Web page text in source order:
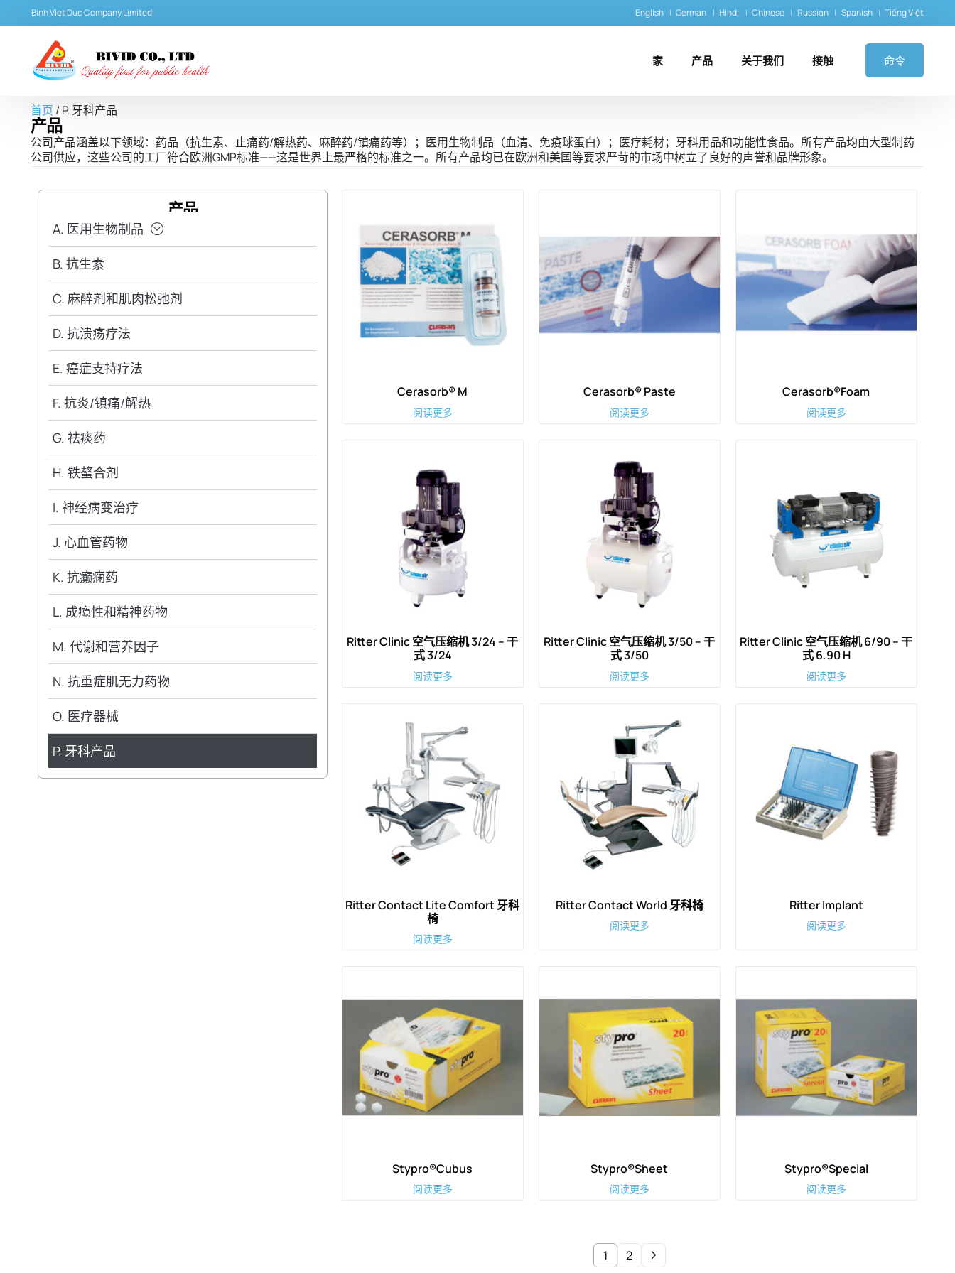
Binh Viet Duc Company Limited English German Hindi Chinese Russian Spanish Tiếng Việt
家 产品 关于我们 接触 命令
首页 / P. 牙科产品
产品
公司产品涵盖以下领域：药品（抗生素、止痛药/解热药、麻醉药/镇痛药等）；医用生物制品（血清、免疫球蛋白）；医疗耗材；牙科用品和功能性食品。所有产品均由大型制药
公司供应，这些公司的工厂符合欧洲GMP标准——这是世界上最严格的标准之一。所有产品均已在欧洲和美国等要求严苛的市场中树立了良好的声誉和品牌形象。
产品
A. 医用生物制品
B. 抗生素
C. 麻醉剂和肌肉松弛剂
D. 抗溃疡疗法
E. 癌症支持疗法
F. 抗炎/镇痛/解热
G. 祛痰药
H. 铁螯合剂
I. 神经病变治疗
J. 心血管药物
K. 抗癫痫药
L. 成瘾性和精神药物
M. 代谢和营养因子
N. 抗重症肌无力药物
O. 医疗器械
P. 牙科产品
Cerasorb® M
阅读更多
Cerasorb® Paste
阅读更多
Cerasorb®Foam
阅读更多
Ritter Clinic 空气压缩机 3/24 – 干
式 3/24
阅读更多
Ritter Clinic 空气压缩机 3/50 – 干
式 3/50
阅读更多
Ritter Clinic 空气压缩机 6/90 – 干
式 6.90 H
阅读更多
Ritter Contact Lite Comfort 牙科
椅
阅读更多
Ritter Contact World 牙科椅
阅读更多
Ritter Implant
阅读更多
Stypro®Cubus
阅读更多
Stypro®Sheet
阅读更多
Stypro®Special
阅读更多
1 2